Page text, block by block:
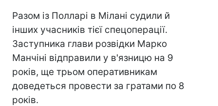
Разом із Полларі в Мілані судили й
інших учасників тієї спецоперації.
Заступника глави розвідки Марко
Манчіні відправили у в'язницю на 9
років, ще трьом оперативникам
доведеться провести за гратами по 8
років.